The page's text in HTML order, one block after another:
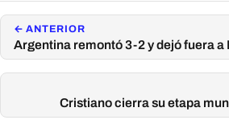
← ANTERIOR
Argentina remontó 3-2 y dejó fuera a
Cristiano cierra su etapa